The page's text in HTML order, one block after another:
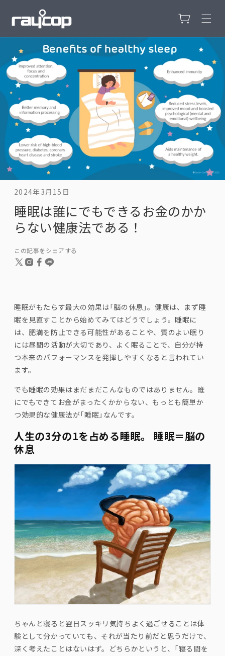
コンテンツ
ー
2024年3月15日
睡眠は誰にでもできるお金のかか
らない健康法である！
この記事をシェアする
睡眠がもたらす最大の効果は「脳の休息」。健康は、まず睡
眠を見直すことから始めてみてはどうでしょう。睡眠に
は、肥満を防止できる可能性があることや、質のよい眠り
には昼間の活動が大切であり、よく眠ることで、自分が持
つ本来のパフォーマンスを発揮しやすくなると言われてい
ます。
でも睡眠の効果はまだまだこんなものではありません。誰
にでもできてお金がまったくかからない、もっとも簡単か
つ効果的な健康法が「睡眠」なんです。
人生の3分の1を占める睡眠。 睡眠＝脳の
休息
ちゃんと寝ると翌日スッキリ気持ちよく過ごせることは体
験として分かっていても、それが当たり前だと思うだけで、
深く考えたことはないはず。どちらかというと、「寝る間を